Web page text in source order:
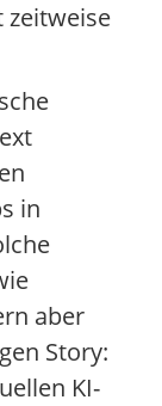
zeitweise
in
aber
Story:
KI-